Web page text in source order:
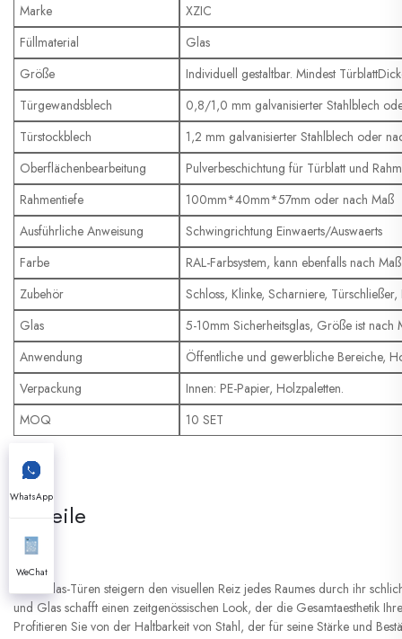
Marke
XZIC
Füllmaterial
Glas
Größe
Individuell gestaltbar. Mindest
Türgewandsblech
0,8/1,0 mm galvanisierter Stahlblech
Türstockblech
1,2 mm galvanisierter Stahlblech oder
Oberflächenbearbeitung
Pulverbeschichtung für Türblatt und
Rahmentiefe
100mm*40mm*57mm oder nach Maß
Ausführliche Anweisung
Schwingrichtung Einwaerts/Auswaerts
Farbe
RAL-Farbsystem, kann ebenfalls nach
Zubehör
Schloss, Klinke, Scharniere,
Glas
5-10mm Sicherheitsglas, Größe ist nach
Anwendung
Öffentliche und gewerbliche Bereiche,
Verpackung
Innen: PE-Papier, Holzpaletten.
MOQ
10 SET
Vorteile
Stahl-Glas-Türen steigern den visuellen Reiz jedes Raumes durch ihr
und Glas schafft einen zeitgenössischen Look, der die Gesamtaesthetik
Profitieren Sie von der Haltbarkeit von Stahl, der für seine Stärke und
WhatsApp
WeChat